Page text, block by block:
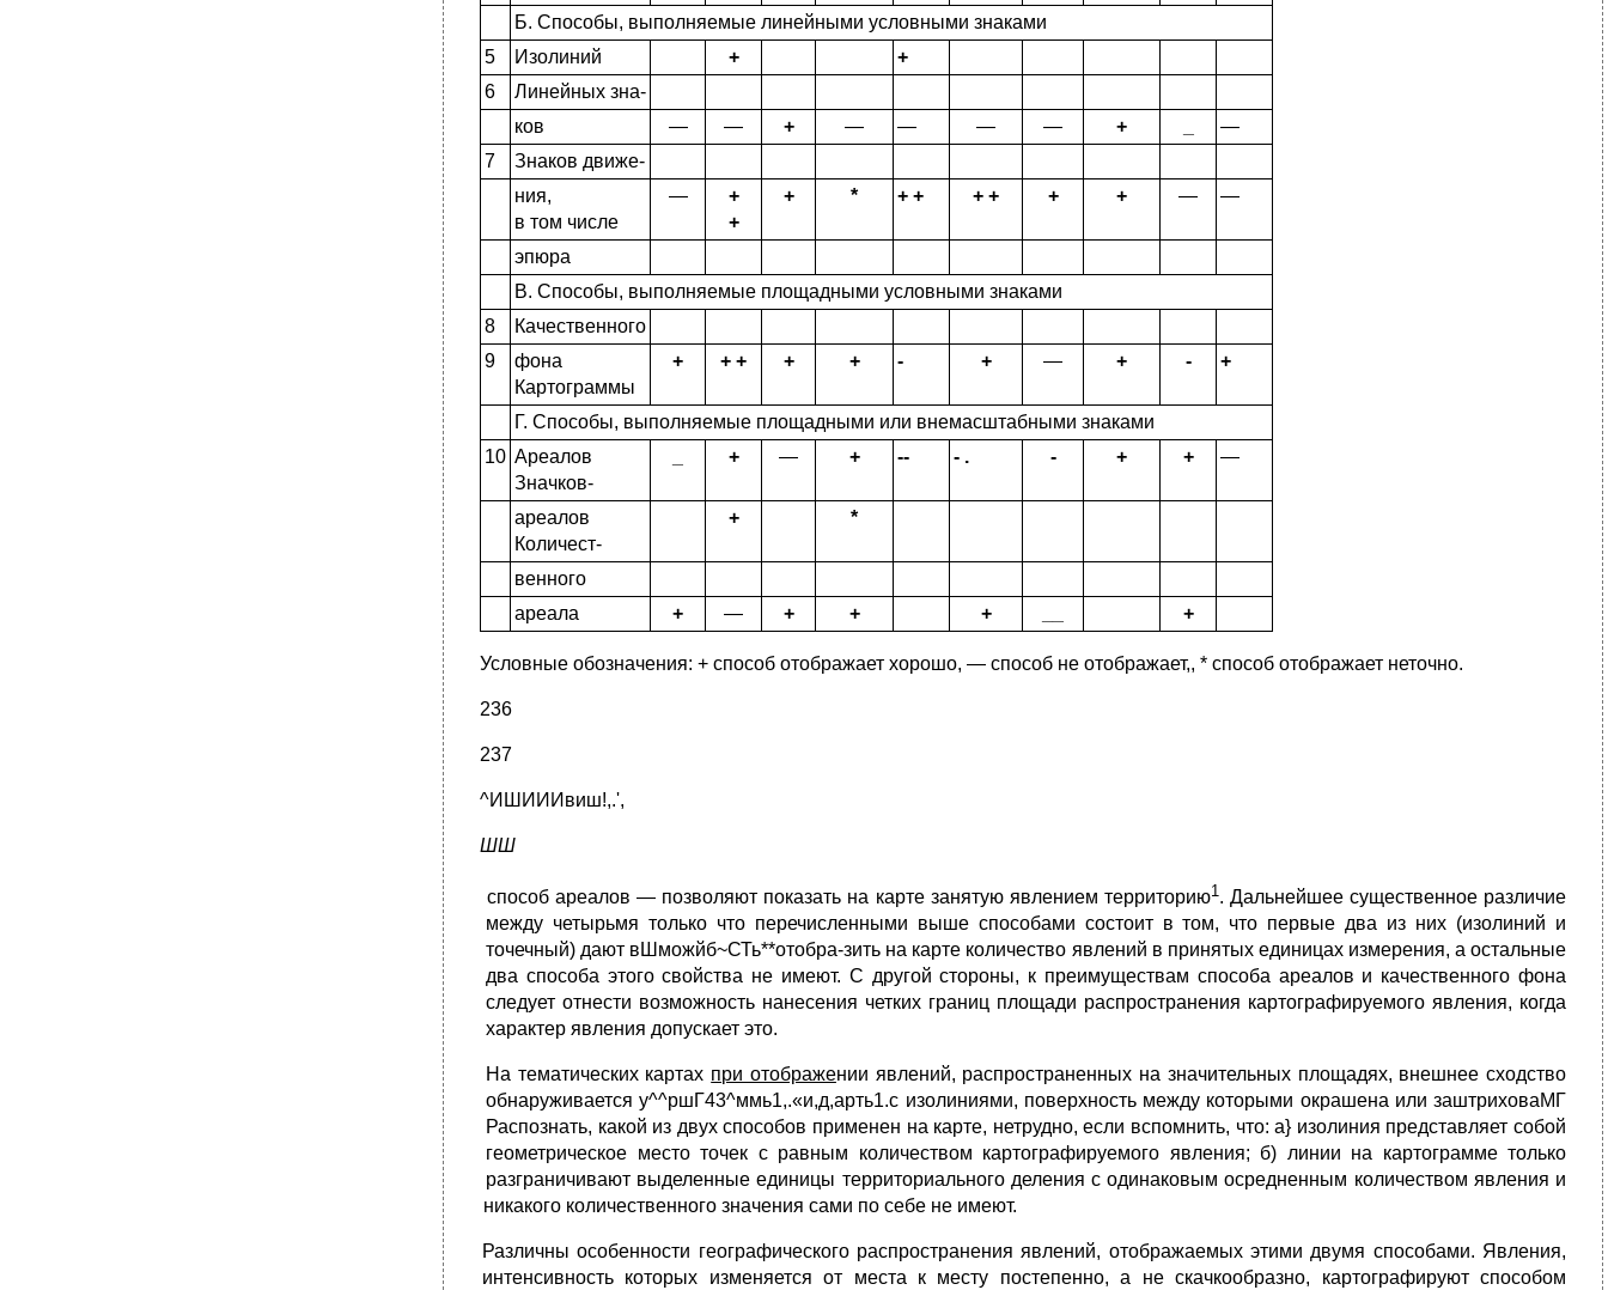
Б. Способы, выполняемые линейными условными знаками
5
Изолиний +
+
6
Линейных зна-
ков
— — + — — — — +
—
7
Знаков движе-
ния,
в том числе
—
+
+
+ * + + + + + + — —
эпюра
В. Способы, выполняемые площадными условными знаками
8
Качественного
9
фона
Картограммы
+ + + + + - + — + - +
Г. Способы, выполняемые площадными или внемасштабными знаками
10 Ареалов
Значков-
+ — + -- - . - + + —
ареалов
Количест-
+ *
венного
ареала
+ — + + + +
Условные обозначения: + способ отображает хорошо, — способ не отображает,, * способ отображает неточно.
236
237
^ИШИИИвиш!,.',
ШШ
способ ареалов — позволяют показать на карте занятую явлением территорию1. Дальнейшее существенное различие
между четырьмя только что перечисленными выше способами состоит в том, что первые два из них (изолиний и
точечный) дают вШможйб~СТь**отобра-зить на карте количество явлений в принятых единицах измерения, а остальные
два способа этого свойства не имеют. С другой стороны, к преимуществам способа ареалов и качественного фона
следует отнести возможность нанесения четких границ площади распростра­нения картографируемого явления, когда
характер явления до­пускает это.
На тематических картах при отображении явлений, распростра­ненных на значительных площадях, внешнее сходство
обнаружи­вается у^^ршГ43^ммь1,.«и,д,арть1.с изолиниями, поверхность между которыми окрашена или заштриховаМГ
Распознать, какой из двух способов применен на карте, нетрудно, если вспомнить, что: а} изоли­ния представляет собой
геометрическое место точек с равным коли­чеством картографируемого явления; б) линии на картограмме только
разграничивают выделенные единицы территориального деления с одинаковым осредненным количеством явления и
никакого количественного значения сами по себе не имеют.
Различны особенности географического распространения явле­ний, отображаемых этими двумя способами. Явления,
интенсивность которых изменяется от места к месту постепенно, а не скачкооб­разно, картографируют способом